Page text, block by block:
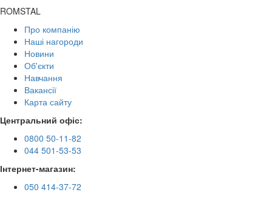
ROMSTAL
Про компанію
Наші нагороди
Новини
Об'єкти
Навчання
Вакансії
Карта сайту
Центральний офіс:
0800 50-11-82
044 501-53-53
Інтернет-магазин:
050 414-37-72